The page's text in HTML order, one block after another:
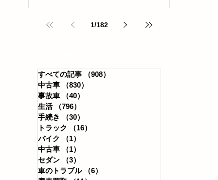
1/182
すべての記事 （908）
中古車
（830）
事故車
（40）
生活
（796）
手続き
（30）
トラック
（16）
バイク
（1）
中古車
（1）
セダン
（3）
車のトラブル
（6）